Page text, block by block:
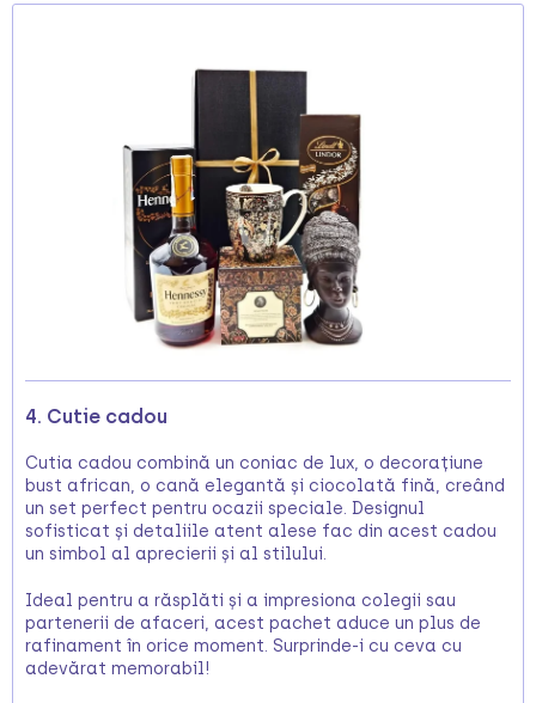
4. Cutie cadou
Cutia cadou combină un coniac de lux, o decorațiune
bust african, o cană elegantă și ciocolată fină, creând
un set perfect pentru ocazii speciale. Designul
sofisticat și detaliile atent alese fac din acest cadou
un simbol al aprecierii și al stilului.
Ideal pentru a răsplăti și a impresiona colegii sau
partenerii de afaceri, acest pachet aduce un plus de
rafinament în orice moment. Surprinde-i cu ceva cu
adevărat memorabil!